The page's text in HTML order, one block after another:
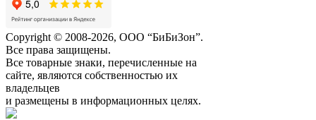
Copyright © 2008-2026, ООО “БиБиЗон”.
Все права защищены.
Все товарные знаки, перечисленные на
сайте, являются собственностью их
владельцев
и размещены в информационных целях.